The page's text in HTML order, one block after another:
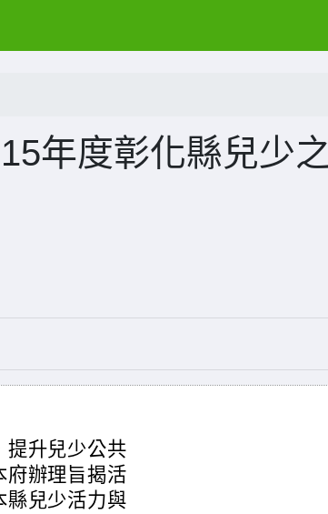
年度彰化縣兒少之
提升兒少公共
府辦理旨揭活
縣兒少活力與